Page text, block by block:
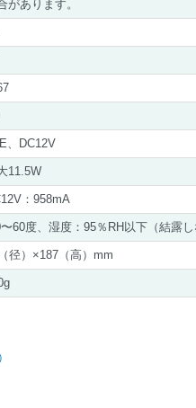
があります。
、DC12V
11.5W
：958mA
60度、湿度：95％RH以下（結露し
径）×187（高）mm